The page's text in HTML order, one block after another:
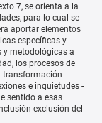
7, se orienta a la
para lo cual se
aportar elementos
específicas y
y metodológicas a
los procesos de
transformación
e inquietudes -
sentido a esas
exclusión del